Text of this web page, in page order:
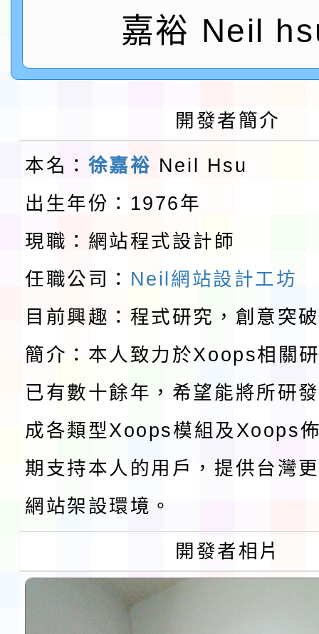
鎮韌性（防空）演習－
速演練執行計畫」
「115年金融知識線上
告(不再辦理後續甄選)
賽實施要點」1份
本市「115學年度學生
「桃園市補助參觀特色
展演活動實施計畫」
請一案
教育部校安中心白海豚
報
淨零綠領人才培育課程
檢送桃園市115學年度
及師生本土語及新住民
實施要點各1份
115年食農教育專業人
程
函轉國家通訊傳播委員
鎮韌性（防空）演習－
速演練執行計畫」
「115年金融知識線上
法」
第3次招考代課鐘點教
告(不再辦理後續甄選)
檢送「桃園市115學年
賽實施要點」1份
本市「115學年度學生
程安排一案
「桃園市補助參觀特色
嘉裕 Neil
開發者簡介
本名： 徐嘉裕 Neil Hsu
出生年份：1976年
現職：網站程式設計師
任職公司： Neil網站設計工坊
目前興趣：程式研究，創意突
簡介：本人致力於Xoops相關
已有數十餘年，希望能將所研
成各類型Xoops模組及Xoops
期支持本人的用戶，提供台灣
網站架設環境。
開發者相片